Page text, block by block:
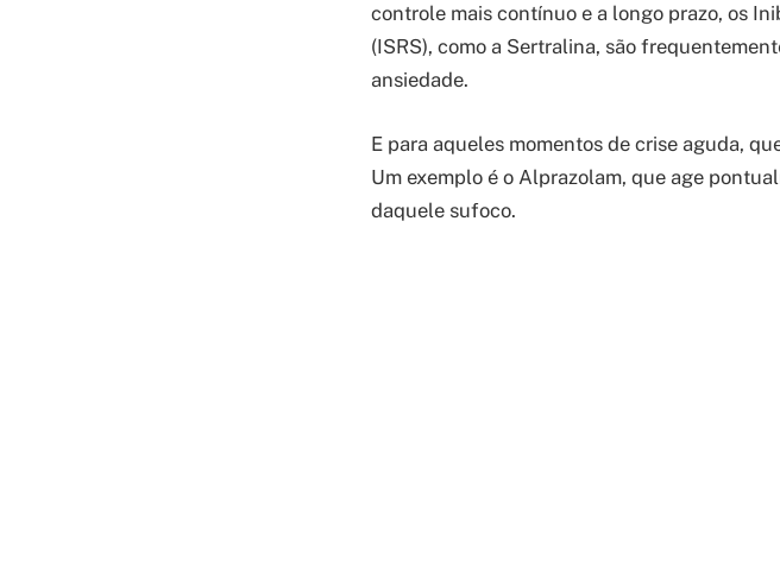
controle mais contínuo e a longo prazo, os
(ISRS), como a Sertralina, são
ansiedade.
E para aqueles momentos de crise aguda,
Um exemplo é o Alprazolam, que age
daquele sufoco.